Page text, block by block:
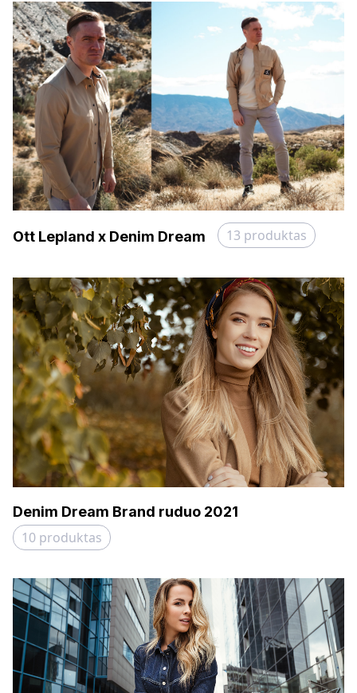
Ott Lepland x Denim Dream 13 produktas
Denim Dream Brand ruduo 2021
10 produktas